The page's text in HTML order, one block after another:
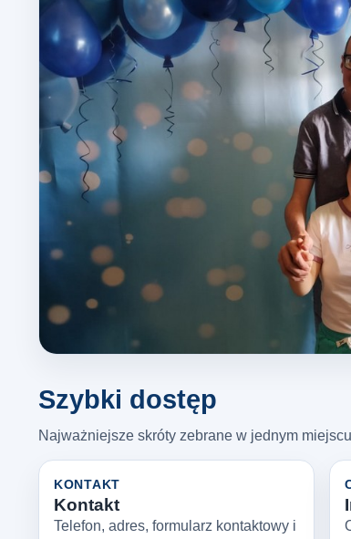
Szybki dostęp
Najważniejsze skróty zebrane w jednym
KONTAKT
Kontakt
Telefon, adres, formularz kontaktowy i